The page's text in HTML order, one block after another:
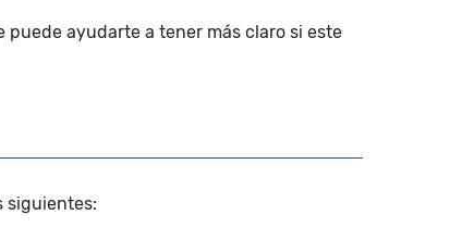
puede ayudarte a tener más claro si este
siguientes: